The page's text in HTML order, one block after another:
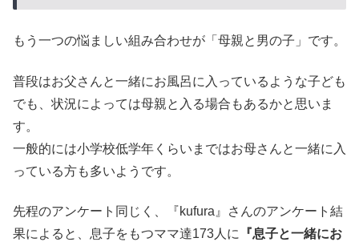
もう一つの悩ましい組み合わせが「母親と男の子」です。
普段はお父さんと一緒にお風呂に入っているような子ども
でも、状況によっては母親と入る場合もあるかと思いま
す。
一般的には小学校低学年くらいまではお母さんと一緒に入
っている方も多いようです。
先程のアンケート同じく、『kufura』さんのアンケート結
果によると、息子をもつママ達173人に
『息子と一緒にお